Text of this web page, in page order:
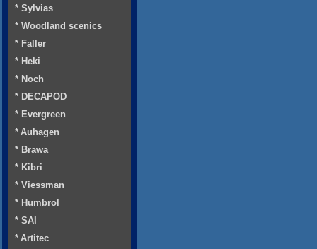
* Sylvias
* Woodland scenics
* Faller
* Heki
* Noch
* DECAPOD
* Evergreen
* Auhagen
* Brawa
* Kibri
* Viessman
* Humbrol
* SAI
* Artitec